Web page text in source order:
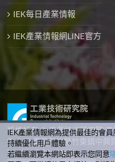
IEK每日產業情報
IEK產業情報網LINE官方
版權所有 © 工業技術研究院
310 臺灣新竹縣竹東鎮中興
+886-3-5912340
IEK產業情報網為提供最佳的會
持續優化用戶體驗。
若繼續瀏覽本網站即表示您同意